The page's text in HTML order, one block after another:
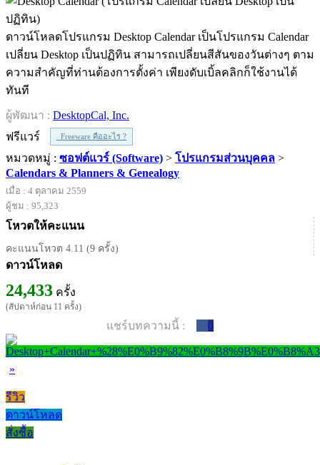
ดาวน์โหลดโปรแกรม Desktop Calendar เป็นโปรแกรม Calendar
เปลี่ยน Desktop เป็นปฏิทิน สามารถเปลี่ยนสีสันของวันต่างๆ ตาม
ความสำคัญที่ท่านต้องการตั้งค่า เพียงดับเบิ้ลคลิกก็ใช้งานได้
ทันที
ผู้พัฒนา : DesktopCal, Inc.
ฟรีแวร์
Freeware คืออะไร ?
หมวดหมู่ : ซอฟต์แวร์ (Software) > โปรแกรมส่วนบุคคล >
Calendars & Planners & Genealogy
เมื่อ : 4 ตุลาคม 2559
ผู้ชม : 95,323
โหวตให้คะแนน
คะแนนโหวต 4.11 (9 ครั้ง)
ดาวน์โหลด
24,433 ครั้ง
(สัปดาห์ก่อน 11 ครั้ง)
แชร์บทความนี้ : 0
»
รีวิว
ดาวน์โหลด
สั่งซื้อ